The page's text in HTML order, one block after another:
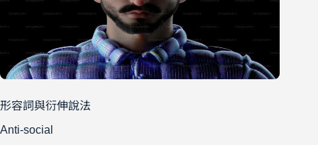
形容詞與衍伸說法
Anti-social